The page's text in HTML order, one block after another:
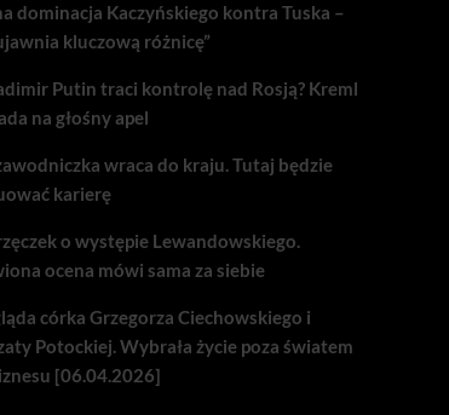
dominacja Kaczyńskiego kontra Tuska –
kluczową różnicę”
Putin traci kontrolę nad Rosją? Kreml
na głośny apel
wraca do kraju. Tutaj będzie
karierę
o występie Lewandowskiego.
ocena mówi sama za siebie
córka Grzegorza Ciechowskiego i
Potockiej. Wybrała życie poza światem
[06.04.2026]